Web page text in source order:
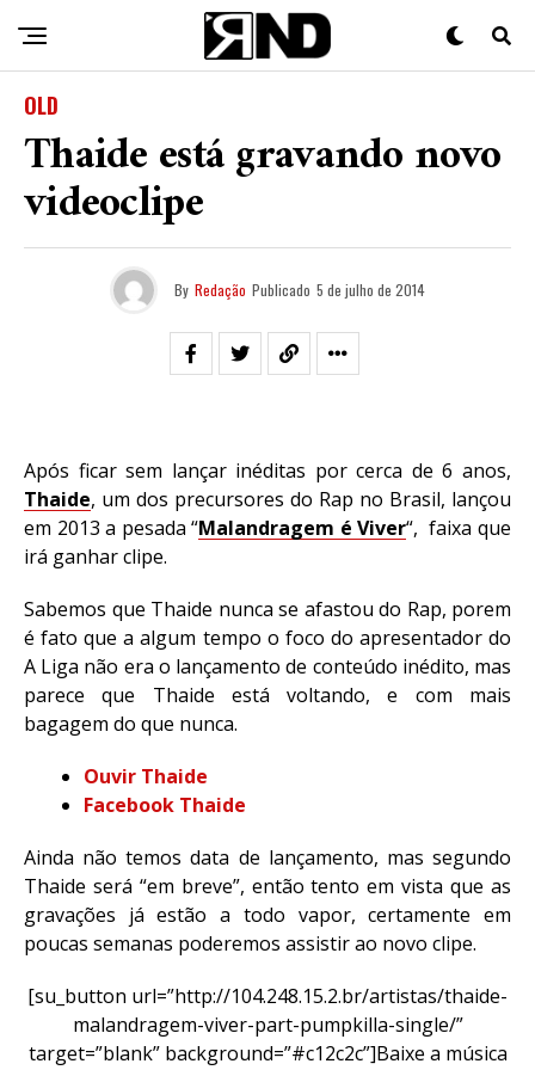
OLD
Thaide está gravando novo
videoclipe
By Redação Publicado 5 de julho de 2014
Após ficar sem lançar inéditas por cerca de 6 anos,
Thaide, um dos precursores do Rap no Brasil, lançou
em 2013 a pesada “Malandragem é Viver“, faixa que
irá ganhar clipe.
Sabemos que Thaide nunca se afastou do Rap, porem
é fato que a algum tempo o foco do apresentador do
A Liga não era o lançamento de conteúdo inédito, mas
parece que Thaide está voltando, e com mais
bagagem do que nunca.
Ouvir Thaide
Facebook Thaide
Ainda não temos data de lançamento, mas segundo
Thaide será “em breve”, então tento em vista que as
gravações já estão a todo vapor, certamente em
poucas semanas poderemos assistir ao novo clipe.
[su_button url=”http://104.248.15.2.br/artistas/thaide-
malandragem-viver-part-pumpkilla-single/”
target=”blank” background=”#c12c2c”]Baixe a música